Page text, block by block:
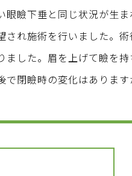
眼瞼下垂と同じ状況が
され施術を行いました。
した。眉を上げて瞼を
閉瞼時の変化はありま